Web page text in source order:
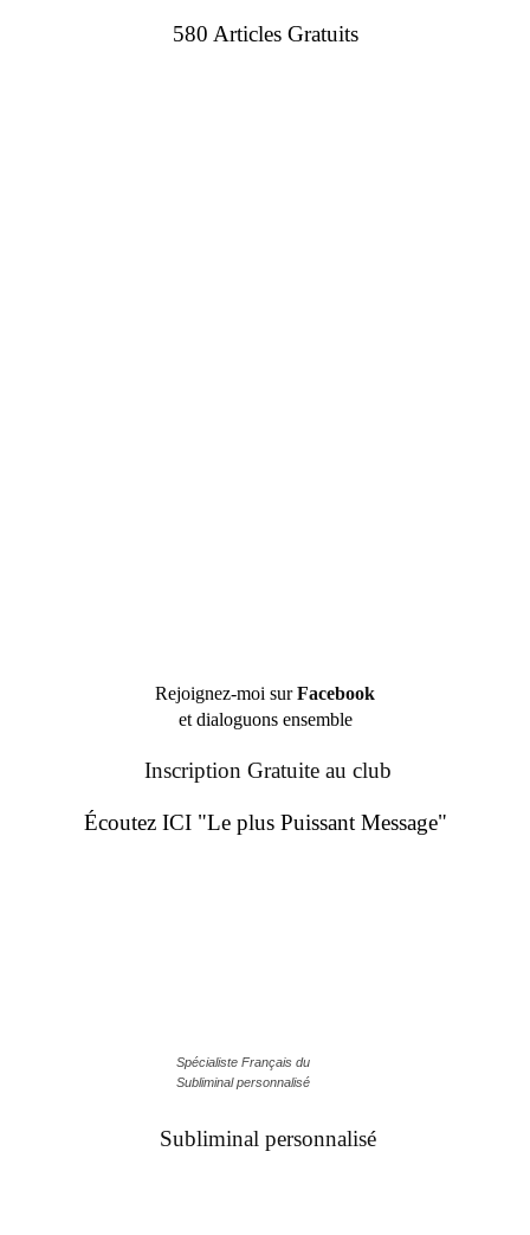
580 Articles Gratuits
Rejoignez-moi surFacebook
et dialoguons ensemble
Inscription Gratuite au club
Écoutez ICI "Le plus Puissant Message"
Spécialiste Français du
Subliminal personnalisé
Subliminal personnalisé